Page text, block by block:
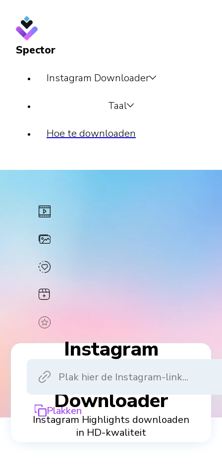
Spector
Instagram Downloader
Taal
Hoe te downloaden
Instagram
Highlight
Downloader
Instagram Highlights downloaden
in HD-kwaliteit
Plakken